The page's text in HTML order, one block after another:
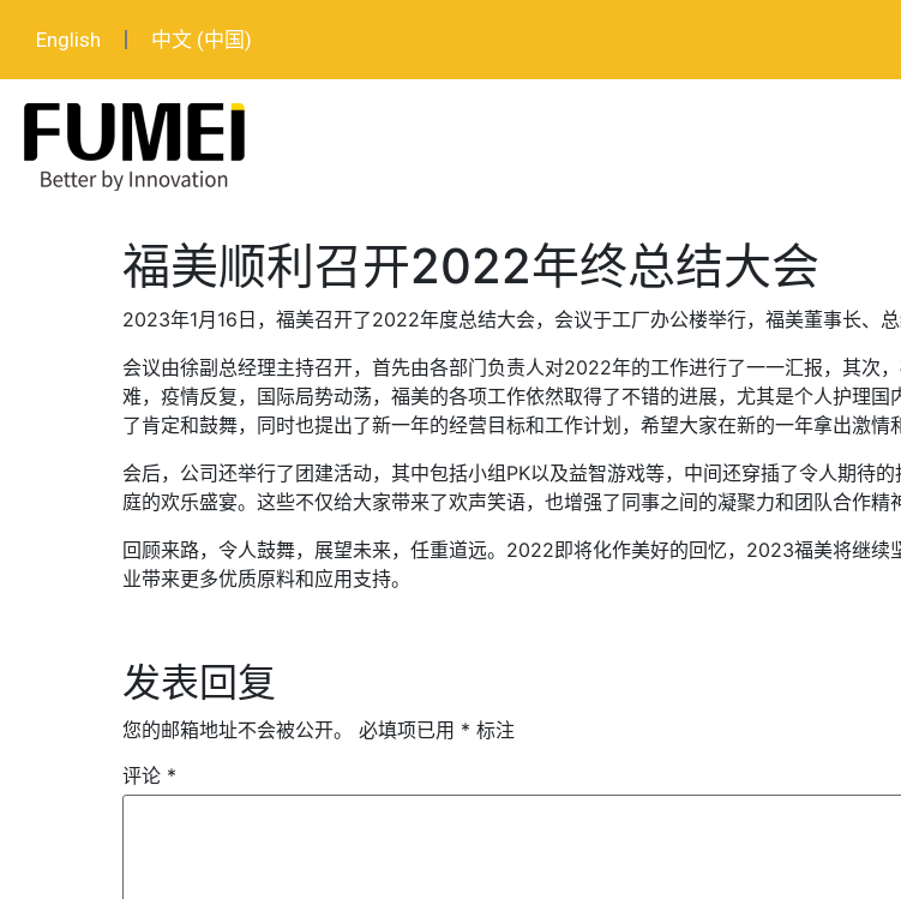
English 中文 (中国)
福美顺利召开2022年终总结大会
2023年1月16日，福美召开了2022年度总结大会，会议于工厂办公楼举行，福美董事长、
会议由徐副总经理主持召开，首先由各部门负责人对2022年的工作进行了一一汇报，其
难，疫情反复，国际局势动荡，福美的各项工作依然取得了不错的进展，尤其是个人护理
了肯定和鼓舞，同时也提出了新一年的经营目标和工作计划，希望大家在新的一年拿出激情
会后，公司还举行了团建活动，其中包括小组PK以及益智游戏等，中间还穿插了令人期待
庭的欢乐盛宴。这些不仅给大家带来了欢声笑语，也增强了同事之间的凝聚力和团队合作精
回顾来路，令人鼓舞，展望未来，任重道远。2022即将化作美好的回忆，2023福美将继
业带来更多优质原料和应用支持。
发表回复
您的邮箱地址不会被公开。 必填项已用 * 标注
评论 *